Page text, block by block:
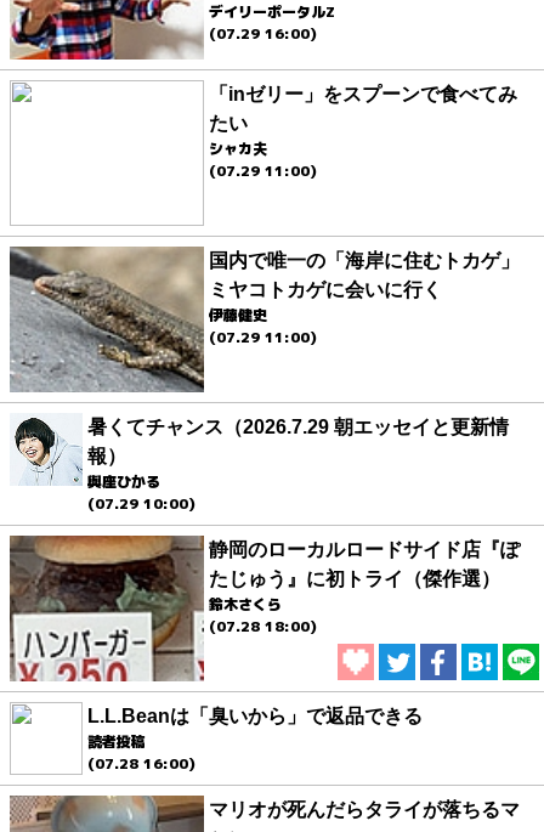
デイリーポータルZ
(07.29 16:00)
「inゼリー」をスプーンで食べてみ
たい
シャカ夫
(07.29 11:00)
国内で唯一の「海岸に住むトカゲ」
ミヤコトカゲに会いに行く
伊藤健史
(07.29 11:00)
暑くてチャンス（2026.7.29 朝エッセイと更新情
報）
與座ひかる
(07.29 10:00)
静岡のローカルロードサイド店『ぽ
たじゅう』に初トライ（傑作選）
鈴木さくら
(07.28 18:00)
L.L.Beanは「臭いから」で返品できる
読者投稿
(07.28 16:00)
マリオが死んだらタライが落ちるマ